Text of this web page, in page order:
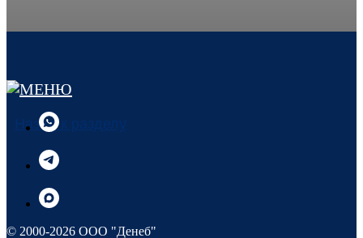
Назад к разделу
© 2000-2026 ООО "Денеб"